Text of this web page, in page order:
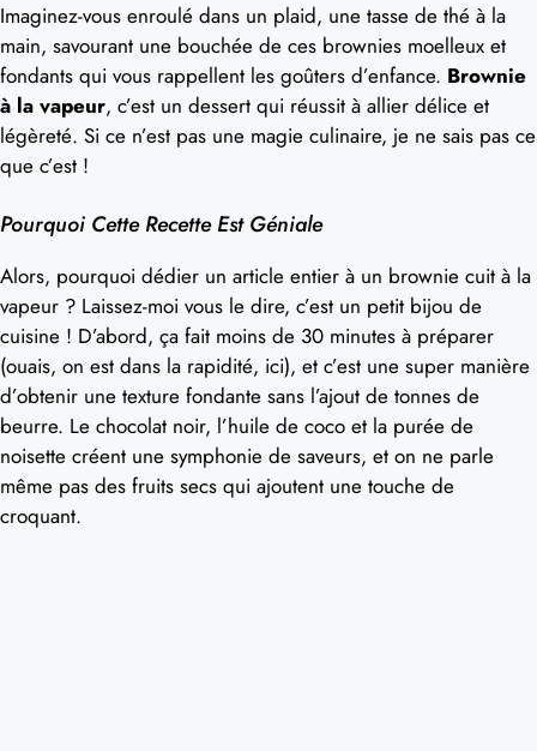
Imaginez-vous enroulé dans un plaid, une tasse de thé à la
main, savourant une bouchée de ces brownies moelleux et
fondants qui vous rappellent les goûters d’enfance. Brownie
à la vapeur, c’est un dessert qui réussit à allier délice et
légèreté. Si ce n’est pas une magie culinaire, je ne sais pas ce
que c’est !
Pourquoi Cette Recette Est Géniale
Alors, pourquoi dédier un article entier à un brownie cuit à la
vapeur ? Laissez-moi vous le dire, c’est un petit bijou de
cuisine ! D’abord, ça fait moins de 30 minutes à préparer
(ouais, on est dans la rapidité, ici), et c’est une super manière
d’obtenir une texture fondante sans l’ajout de tonnes de
beurre. Le chocolat noir, l’huile de coco et la purée de
noisette créent une symphonie de saveurs, et on ne parle
même pas des fruits secs qui ajoutent une touche de
croquant.